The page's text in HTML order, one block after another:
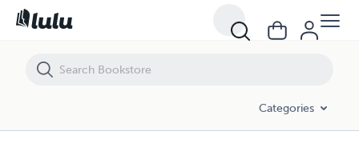
Categories
BALZAC : Le contrat de mariage